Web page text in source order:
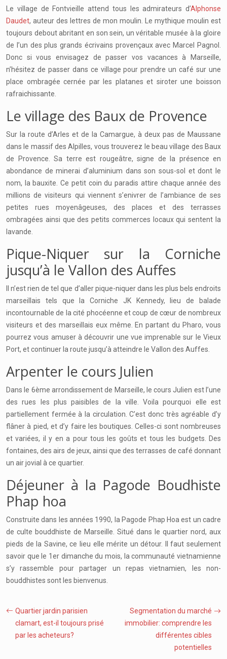
Le village de Fontvieille attend tous les admirateurs d’Alphonse
Daudet, auteur des lettres de mon moulin. Le mythique moulin est
toujours debout abritant en son sein, un véritable musée à la gloire
de l’un des plus grands écrivains provençaux avec Marcel Pagnol.
Donc si vous envisagez de passer vos vacances à Marseille,
n’hésitez de passer dans ce village pour prendre un café sur une
place ombragée cernée par les platanes et siroter une boisson
rafraichissante.
Le village des Baux de Provence
Sur la route d’Arles et de la Camargue, à deux pas de Maussane
dans le massif des Alpilles, vous trouverez le beau village des Baux
de Provence. Sa terre est rougeâtre, signe de la présence en
abondance de minerai d’aluminium dans son sous-sol et dont le
nom, la bauxite. Ce petit coin du paradis attire chaque année des
millions de visiteurs qui viennent s’enivrer de l’ambiance de ses
petites rues moyenâgeuses, des places et des terrasses
ombragées ainsi que des petits commerces locaux qui sentent la
lavande.
Pique-Niquer sur la Corniche
jusqu’à le Vallon des Auffes
Il n’est rien de tel que d’aller pique-niquer dans les plus bels endroits
marseillais tels que la Corniche JK Kennedy, lieu de balade
incontournable de la cité phocéenne et coup de cœur de nombreux
visiteurs et des marseillais eux même. En partant du Pharo, vous
pourrez vous amuser à découvrir une vue imprenable sur le Vieux
Port, et continuer la route jusqu’à atteindre le Vallon des Auffes.
Arpenter le cours Julien
Dans le 6ème arrondissement de Marseille, le cours Julien est l’une
des rues les plus paisibles de la ville. Voila pourquoi elle est
partiellement fermée à la circulation. C’est donc très agréable d’y
flâner à pied, et d’y faire les boutiques. Celles-ci sont nombreuses
et variées, il y en a pour tous les goûts et tous les budgets. Des
fontaines, des airs de jeux, ainsi que des terrasses de café donnant
un air jovial à ce quartier.
Déjeuner à la Pagode Boudhiste
Phap hoa
Construite dans les années 1990, la Pagode Phap Hoa est un cadre
de culte bouddhiste de Marseille. Situé dans le quartier nord, aux
pieds de la Savine, ce lieu elle mérite un détour. Il faut seulement
savoir que le 1er dimanche du mois, la communauté vietnamienne
s’y rassemble pour partager un repas vietnamien, les non-
bouddhistes sont les bienvenus.
Quartier jardin parisien
clamart, est-il toujours prisé
par les acheteurs?
Segmentation du marché
immobilier: comprendre les
différentes cibles
potentielles